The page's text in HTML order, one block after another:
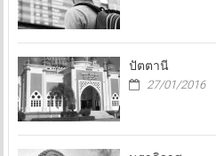
ปัตตานี
27/01/2016